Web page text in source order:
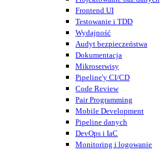
Frontend UI
Testowanie i TDD
Wydajność
Audyt bezpieczeństwa
Dokumentacja
Mikroserwisy
Pipeline'y CI/CD
Code Review
Pair Programming
Mobile Development
Pipeline danych
DevOps i IaC
Monitoring i logowanie